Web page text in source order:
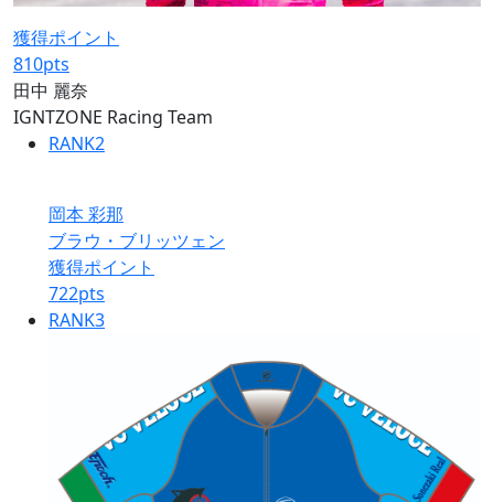
獲得ポイント
810pts
田中 麗奈
IGNTZONE Racing Team
RANK2
岡本 彩那
ブラウ・ブリッツェン
獲得ポイント
722pts
RANK3